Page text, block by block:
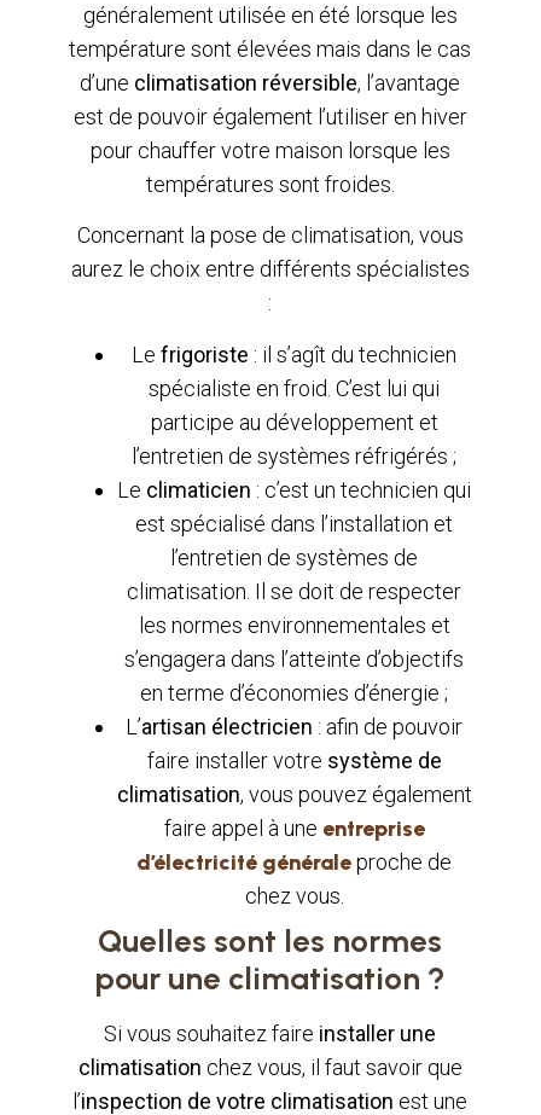
généralement utilisée en été lorsque les
température sont élevées mais dans le cas
d’une climatisation réversible, l’avantage
est de pouvoir également l’utiliser en hiver
pour chauffer votre maison lorsque les
températures sont froides.
Concernant la pose de climatisation, vous
aurez le choix entre différents spécialistes
:
Lefrigoriste : il s’agît du technicien
spécialiste en froid. C’est lui qui
participe au développement et
l’entretien de systèmes réfrigérés ;
Le climaticien : c’est un technicien qui
est spécialisé dans l’installation et
l’entretien de systèmes de
climatisation. Il se doit de respecter
les normes environnementales et
s’engagera dans l’atteinte d’objectifs
en terme d’économies d’énergie ;
L’artisan électricien : afin de pouvoir
faire installer votre système de
climatisation, vous pouvez également
faire appel à une entreprise
d’électricité généraleproche de
chez vous.
Quelles sont les normes
pour une climatisation ?
Si vous souhaitez faire installer une
climatisation chez vous, il faut savoir que
l’inspection de votre climatisation est une